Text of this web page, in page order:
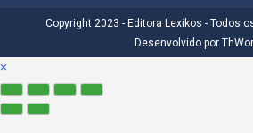
Copyright 2023 - Editora Lexikos - Todos
Desenvolvido por
×